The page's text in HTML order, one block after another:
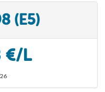
(E5)
€/L